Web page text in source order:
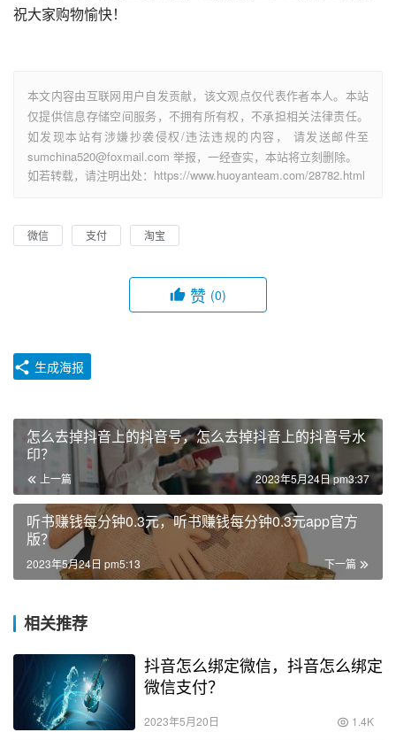
祝大家购物愉快！
本文内容由互联网用户自发贡献，该文观点仅代表作者本人。本站
仅提供信息存储空间服务，不拥有所有权，不承担相关法律责任。
如发现本站有涉嫌抄袭侵权/违法违规的内容， 请发送邮件至
sumchina520@foxmail.com 举报，一经查实，本站将立刻删除。
如若转载，请注明出处：https://www.huoyanteam.com/28782.html
微信 支付 淘宝
赞 (0)
生成海报
怎么去掉抖音上的抖音号，怎么去掉抖音上的抖音号水
印？
上一篇 2023年5月24日 pm3:37
听书赚钱每分钟0.3元，听书赚钱每分钟0.3元app官方
版？
下一篇
2023年5月24日 pm5:13
相关推荐
抖音怎么绑定微信，抖音怎么绑定
微信支付？
2023年5月20日 1.4K